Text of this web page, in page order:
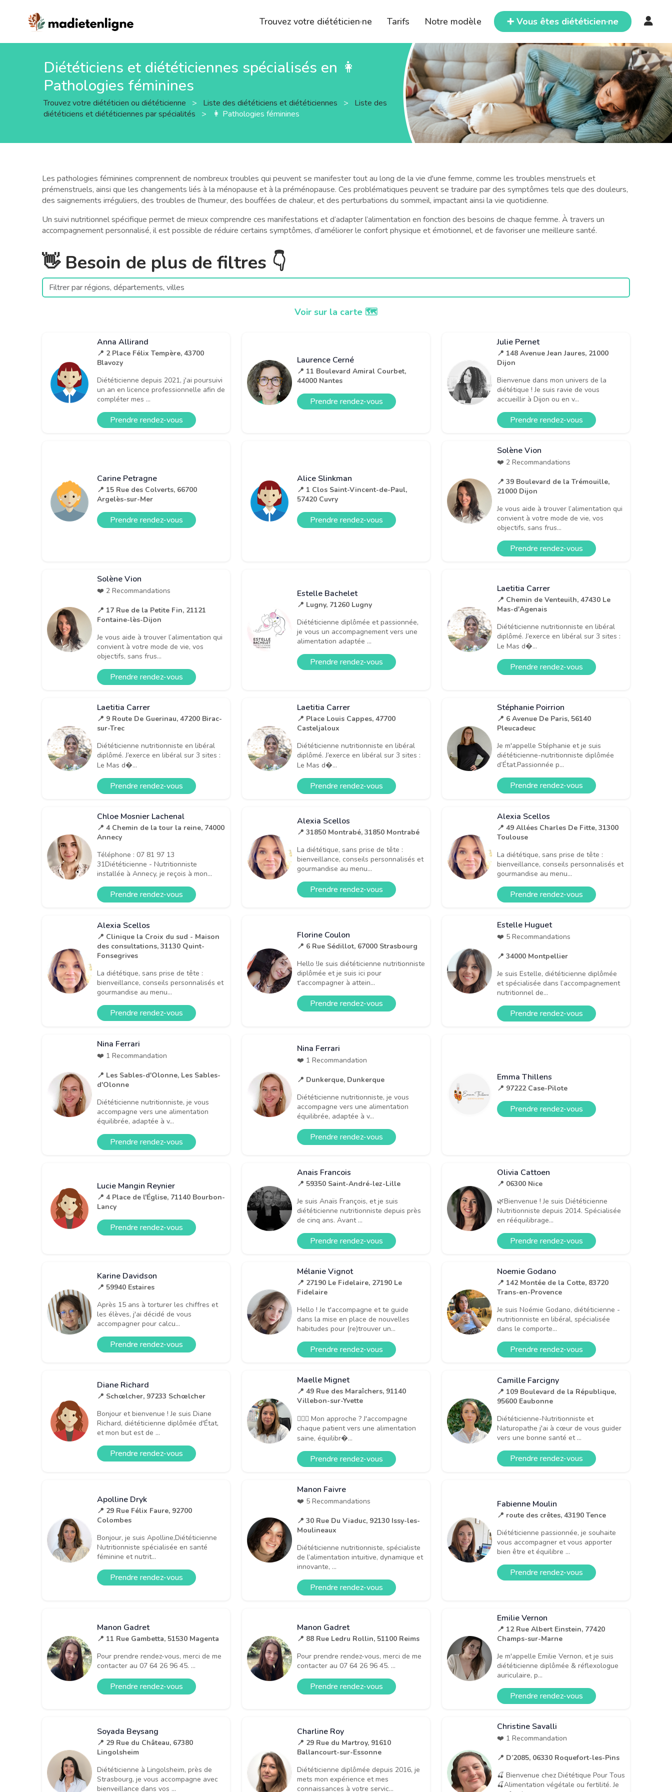
Trouvez votre diététicien·ne Tarifs Notre modèle ➕ Vous êtes diététicien·ne
Diététiciens et diététiciennes spécialisés en 👩
Pathologies féminines
Trouvez votre diététicien ou diététicienne > Liste des diététiciens et diététiciennes >
Liste des
diététiciens et diététiciennes par spécialités
> 👩 Pathologies féminines
Les pathologies féminines comprennent de nombreux troubles qui peuvent se manifester tout au long de la vie d'une femme, comme les troubles menstruels et
prémenstruels, ainsi que les changements liés à la ménopause et à la préménopause. Ces problématiques peuvent se traduire par des symptômes tels que des douleurs,
des saignements irréguliers, des troubles de l'humeur, des bouffées de chaleur, et des perturbations du sommeil, impactant ainsi la vie quotidienne.
Un suivi nutritionnel spécifique permet de mieux comprendre ces manifestations et d’adapter l’alimentation en fonction des besoins de chaque femme. À travers un
accompagnement personnalisé, il est possible de réduire certains symptômes, d’améliorer le confort physique et émotionnel, et de favoriser une meilleure santé.
👋 Besoin de plus de filtres 👇
Voir sur la carte 🗺️
Anna Allirand
📍 2 Place Félix Tempère, 43700
Blavozy
Diététicienne depuis 2021, j'ai poursuivi
un an en licence professionnelle afin de
compléter mes ...
Prendre rendez-vous
Laurence Cerné
📍 11 Boulevard Amiral Courbet,
44000 Nantes
Prendre rendez-vous
Julie Pernet
📍 148 Avenue Jean Jaures, 21000
Dijon
Bienvenue dans mon univers de la
diététique ! ​Je suis ravie de vous
accueillir à Dijon ou en v...
Prendre rendez-vous
Carine Petragne
📍 15 Rue des Colverts, 66700
Argelès-sur-Mer
Prendre rendez-vous
Alice Slinkman
📍 1 Clos Saint-Vincent-de-Paul,
57420 Cuvry
Prendre rendez-vous
Solène Vion
❤️ 2 Recommandations
📍 39 Boulevard de la Trémouille,
21000 Dijon
Je vous aide à trouver l’alimentation qui
convient à votre mode de vie, vos
objectifs, sans frus...
Prendre rendez-vous
Solène Vion
❤️ 2 Recommandations
📍 17 Rue de la Petite Fin, 21121
Fontaine-lès-Dijon
Je vous aide à trouver l’alimentation qui
convient à votre mode de vie, vos
objectifs, sans frus...
Prendre rendez-vous
Estelle Bachelet
📍 Lugny, 71260 Lugny
Diététicienne diplômée et passionnée,
je vous un accompagnement vers une
alimentation adaptée ...
Prendre rendez-vous
Laetitia Carrer
📍 Chemin de Venteuilh, 47430 Le
Mas-d'Agenais
Diététicienne nutritionniste en libéral
diplômé. J’exerce en libéral sur 3 sites :
Le Mas d�...
Prendre rendez-vous
Laetitia Carrer
📍 9 Route De Guerinau, 47200 Birac-
sur-Trec
Diététicienne nutritionniste en libéral
diplômé. J’exerce en libéral sur 3 sites :
Le Mas d�...
Prendre rendez-vous
Laetitia Carrer
📍 Place Louis Cappes, 47700
Casteljaloux
Diététicienne nutritionniste en libéral
diplômé. J’exerce en libéral sur 3 sites :
Le Mas d�...
Prendre rendez-vous
Stéphanie Poirrion
📍 6 Avenue De Paris, 56140
Pleucadeuc
Je m'appelle Stéphanie et je suis
diététicienne-nutritionniste diplômée
d’État.Passionnée p...
Prendre rendez-vous
Chloe Mosnier Lachenal
📍 4 Chemin de la tour la reine, 74000
Annecy
Téléphone : 07 81 97 13
31Diététicienne - Nutritionniste
installée à Annecy, je reçois à mon...
Prendre rendez-vous
Alexia Scellos
📍 31850 Montrabé, 31850 Montrabé
La diététique, sans prise de tête :
bienveillance, conseils personnalisés et
gourmandise au menu...
Prendre rendez-vous
Alexia Scellos
📍 49 Allées Charles De Fitte, 31300
Toulouse
La diététique, sans prise de tête :
bienveillance, conseils personnalisés et
gourmandise au menu...
Prendre rendez-vous
Alexia Scellos
📍 Clinique la Croix du sud - Maison
des consultations, 31130 Quint-
Fonsegrives
La diététique, sans prise de tête :
bienveillance, conseils personnalisés et
gourmandise au menu...
Prendre rendez-vous
Florine Coulon
📍 6 Rue Sédillot, 67000 Strasbourg
Hello !Je suis diététicienne nutritionniste
diplômée et je suis ici pour
t'accompagner à attein...
Prendre rendez-vous
Estelle Huguet
❤️ 5 Recommandations
📍 34000 Montpellier
Je suis Estelle, diététicienne diplômée
et spécialisée dans l’accompagnement
nutritionnel de...
Prendre rendez-vous
Nina Ferrari
❤️ 1 Recommandation
📍 Les Sables-d'Olonne, Les Sables-
d'Olonne
Diététicienne nutritionniste, je vous
accompagne vers une alimentation
équilibrée, adaptée à v...
Prendre rendez-vous
Nina Ferrari
❤️ 1 Recommandation
📍 Dunkerque, Dunkerque
Diététicienne nutritionniste, je vous
accompagne vers une alimentation
équilibrée, adaptée à v...
Prendre rendez-vous
Emma Thillens
📍 97222 Case-Pilote
Prendre rendez-vous
Lucie Mangin Reynier
📍 4 Place de l'Église, 71140 Bourbon-
Lancy
Prendre rendez-vous
Anais Francois
📍 59350 Saint-André-lez-Lille
Je suis Anaïs François, et je suis
diététicienne nutritionniste depuis près
de cinq ans. Avant ...
Prendre rendez-vous
Olivia Cattoen
📍 06300 Nice
🌿Bienvenue ! Je suis Diététicienne
Nutritionniste depuis 2014. Spécialisée
en rééquilibrage...
Prendre rendez-vous
Karine Davidson
📍 59940 Estaires
Après 15 ans à torturer les chiffres et
les élèves, j'ai décidé de vous
accompagner pour calcu...
Prendre rendez-vous
Mélanie Vignot
📍 27190 Le Fidelaire, 27190 Le
Fidelaire
Hello ! Je t'accompagne et te guide
dans la mise en place de nouvelles
habitudes pour (re)trouver un...
Prendre rendez-vous
Noemie Godano
📍 142 Montée de la Cotte, 83720
Trans-en-Provence
Je suis Noémie Godano, diététicienne -
nutritionniste en libéral, spécialisée
dans le comporte...
Prendre rendez-vous
Diane Richard
📍 Schœlcher, 97233 Schœlcher
Bonjour et bienvenue ! Je suis Diane
Richard, diététicienne diplômée d'État,
et mon but est de ...
Prendre rendez-vous
Maelle Mignet
📍 49 Rue des Maraîchers, 91140
Villebon-sur-Yvette
👩🏼‍⚕️ Mon approche ? J'accompagne
chaque patient vers une alimentation
saine, équilibr�...
Prendre rendez-vous
Camille Farcigny
📍 109 Boulevard de la République,
95600 Eaubonne
Diététicienne-Nutritionniste et
Naturopathe j'ai à cœur de vous guider
vers une bonne santé et ...
Prendre rendez-vous
Apolline Dryk
📍 29 Rue Félix Faure, 92700
Colombes
Bonjour, je suis Apolline,Diététicienne
Nutritionniste spécialisée en santé
féminine et nutrit...
Prendre rendez-vous
Manon Faivre
❤️ 5 Recommandations
📍 30 Rue Du Viaduc, 92130 Issy-les-
Moulineaux
Diététicienne nutritionniste, spécialiste
de l’alimentation intuitive, dynamique et
innovante, ...
Prendre rendez-vous
Fabienne Moulin
📍 route des crêtes, 43190 Tence
Diététicienne passionnée, je souhaite
vous accompagner et vous apporter
bien être et équilibre ...
Prendre rendez-vous
Manon Gadret
📍 11 Rue Gambetta, 51530 Magenta
Pour prendre rendez-vous, merci de me
contacter au 07 64 26 96 45. ...
Prendre rendez-vous
Manon Gadret
📍 88 Rue Ledru Rollin, 51100 Reims
Pour prendre rendez-vous, merci de me
contacter au 07 64 26 96 45. ...
Prendre rendez-vous
Emilie Vernon
📍 12 Rue Albert Einstein, 77420
Champs-sur-Marne
Je m'appelle Emilie Vernon, et je suis
diététicienne diplômée & réflexologue
auriculaire, p...
Prendre rendez-vous
Soyada Beysang
📍 29 Rue du Château, 67380
Lingolsheim
Diététicienne à Lingolsheim, près de
Strasbourg, je vous accompagne avec
bienveillance dans vos ...
Charline Roy
📍 29 Rue du Martroy, 91610
Ballancourt-sur-Essonne
Diététicienne diplômée depuis 2016, je
mets mon expérience et mes
connaissances à votre servic...
Christine Savalli
❤️ 1 Recommandation
📍 D’2085, 06330 Roquefort-les-Pins
🍒 Bienvenue chez Diététique Pour Tous
🍒Alimentation végétale ou fertilité. Je